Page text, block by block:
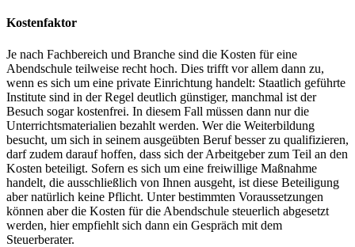
Kostenfaktor
Je nach Fachbereich und Branche sind die Kosten für eine
Abendschule teilweise recht hoch. Dies trifft vor allem dann zu,
wenn es sich um eine private Einrichtung handelt: Staatlich geführte
Institute sind in der Regel deutlich günstiger, manchmal ist der
Besuch sogar kostenfrei. In diesem Fall müssen dann nur die
Unterrichtsmaterialien bezahlt werden. Wer die Weiterbildung
besucht, um sich in seinem ausgeübten Beruf besser zu qualifizieren,
darf zudem darauf hoffen, dass sich der Arbeitgeber zum Teil an den
Kosten beteiligt. Sofern es sich um eine freiwillige Maßnahme
handelt, die ausschließlich von Ihnen ausgeht, ist diese Beteiligung
aber natürlich keine Pflicht. Unter bestimmten Voraussetzungen
können aber die Kosten für die Abendschule steuerlich abgesetzt
werden, hier empfiehlt sich dann ein Gespräch mit dem
Steuerberater.